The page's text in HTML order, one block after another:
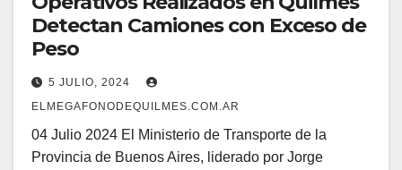
Detectan Camiones con Exceso de
Peso
5 JULIO, 2024
ELMEGAFONODEQUILMES.COM.AR
04 Julio 2024 El Ministerio de Transporte de la
Provincia de Buenos Aires, liderado por Jorge